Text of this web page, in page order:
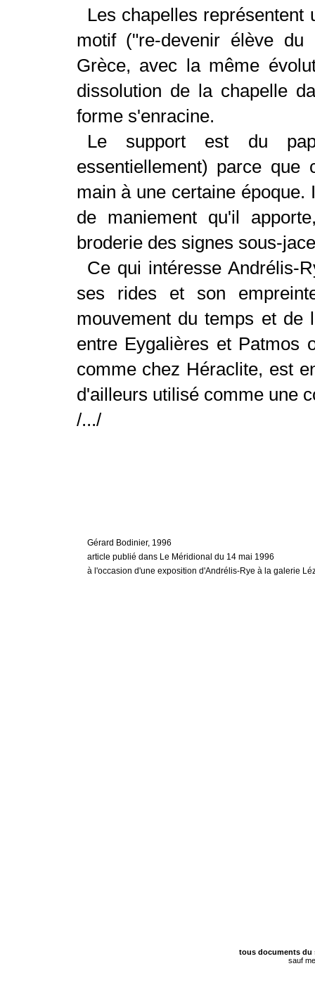
Les chapelles
motif ("re-devenir élève du
Grèce, avec la même
dissolution de la chapelle
forme s'enracine.
Le support est du
essentiellement) parce
main à une certaine
de maniement qu'il
broderie des signes sous-
Ce qui intéresse Andrélis-
ses rides et son
mouvement du temps et de
entre Eygalières et Patmos
comme chez Héraclite, est
d'ailleurs utilisé comme une
/.../
Gérard Bodinier, 1996
article publié dans Le Méridional du 14 mai 1996
à l'occasion d'une exposition d'Andrélis-Rye à la galerie
tous documents du
sauf